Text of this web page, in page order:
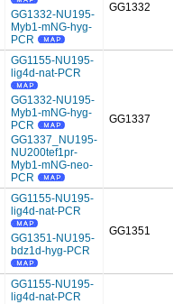
GG1332-NU195-
Myb1-mNG-hyg-
PCR
GG1332
GG1155-NU195-
lig4d-nat-PCR
GG1332-NU195-
Myb1-mNG-hyg-
PCR
GG1337_NU195-
NU200tef1pr-
Myb1-mNG-neo-
PCR
GG1337
GG1155-NU195-
lig4d-nat-PCR
GG1351-NU195-
bdz1d-hyg-PCR
GG1351
GG1155-NU195-
lig4d-nat-PCR